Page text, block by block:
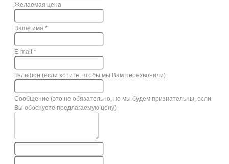
Желаемая цена
Ваше имя *
E-mail *
Телефон (если хотите, чтобы мы Вам перезвонили)
Сообщение (это не обязательно, но мы будем признательны, если
Вы обоснуете предлагаемую цену)